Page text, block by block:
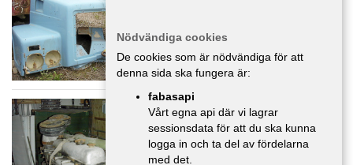
Volvo motor
Delar/Tillbehör,Dalarna
Nödvändiga cookies
De cookies som är nödvändiga för att
denna sida ska fungera är:
fabasapi
Vårt egna api där vi lagrar
sessionsdata för att du ska kunna
logga in och ta del av fördelarna
med det.